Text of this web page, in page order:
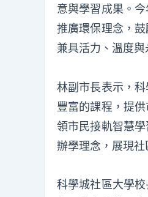
意與學習成果。
推廣環保理念，
兼具活力、溫度
林副市長表示，
豐富的課程，提
領市民接軌智慧
辦學理念，展現社
科學城社區大學